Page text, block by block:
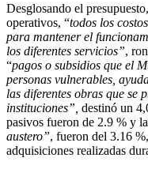
Desglosando el
operativos, “todos los
para mantener el
los diferentes servicios”,
“pagos o subsidios que el
personas vulnerables,
las diferentes obras que se
instituciones”, destinó un
pasivos fueron de 2.9 % y
austero”, fueron del 3.16
adquisiciones realizadas